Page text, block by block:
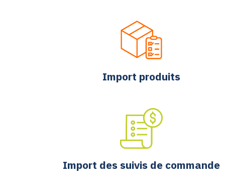
Import produits
Import des suivis de commande